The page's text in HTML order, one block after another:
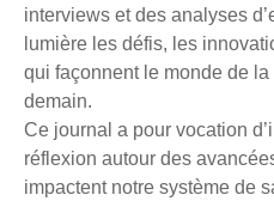
interviews et des analyses
lumière les défis, les
qui façonnent le monde de la
demain.
Ce journal a pour vocation
réflexion autour des
impactent notre système de